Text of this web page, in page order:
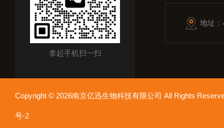
拿起手机扫一扫
地址
Copyright © 2026南京亿迅生物科技有限公司 All Rights
号-2